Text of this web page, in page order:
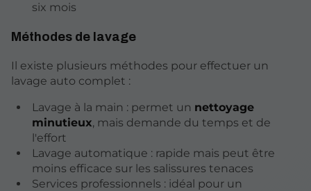
six mois
Méthodes de lavage
Il existe plusieurs méthodes pour effectuer un
lavage auto complet :
Lavage à la main : permet un nettoyage
minutieux, mais demande du temps et de
l'effort
Lavage automatique : rapide mais peut être
moins efficace sur les salissures tenaces
Services professionnels : idéal pour un